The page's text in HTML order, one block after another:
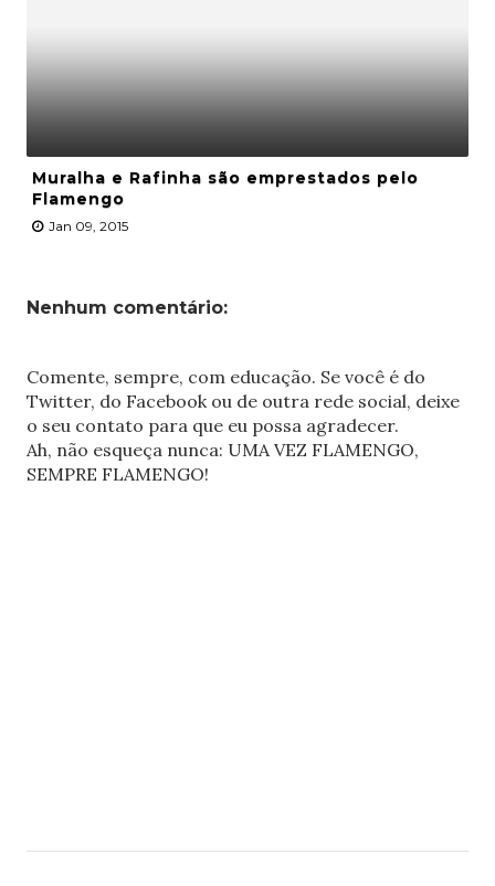
Muralha e Rafinha são emprestados pelo
Flamengo
Jan 09, 2015
Nenhum comentário:
Comente, sempre, com educação. Se você é do
Twitter, do Facebook ou de outra rede social, deixe
o seu contato para que eu possa agradecer.
Ah, não esqueça nunca: UMA VEZ FLAMENGO,
SEMPRE FLAMENGO!